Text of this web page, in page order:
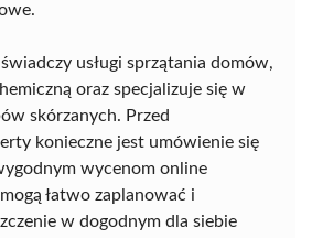
usługi sprzątania domów,
oraz specjalizuje się w
skórzanych. Przed
konieczne jest umówienie się
wycenom online
łatwo zaplanować i
w dogodnym dla siebie